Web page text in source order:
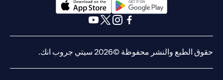
(opens in a new tab)
حقوق الطبع والنشر محفوظة ©2026 سيتي جروب انك.